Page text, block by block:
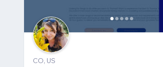
CO, US